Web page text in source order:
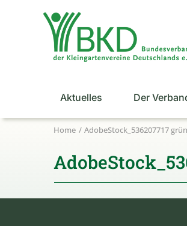
Aktuelles Der
Home AdobeStock_536207717